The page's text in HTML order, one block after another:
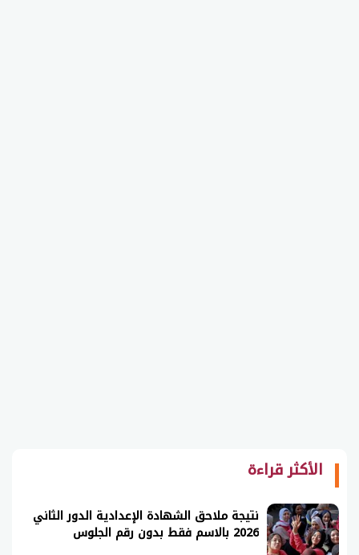
الأكثر قراءة
نتيجة ملاحق الشهادة الإعدادية الدور الثاني
2026 بالاسم فقط بدون رقم الجلوس